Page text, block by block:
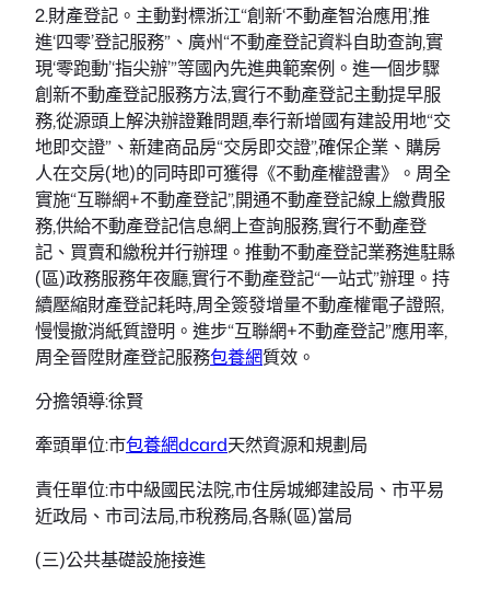
2.財產登記。主動對標浙江“創新‘不動產智治應用’,推
進‘四零’登記服務”、廣州“不動產登記資料自助查詢,實
現‘零跑動’‘指尖辦’”等國內先進典範案例。進一個步驟
創新不動產登記服務方法,實行不動產登記主動提早服
務,從源頭上解決辦證難問題,奉行新增國有建設用地“交
地即交證”、新建商品房“交房即交證”,確保企業、購房
人在交房(地)的同時即可獲得《不動產權證書》。周全
實施“互聯網+不動產登記”,開通不動產登記線上繳費服
務,供給不動產登記信息網上查詢服務,實行不動產登
記、買賣和繳稅并行辦理。推動不動產登記業務進駐縣
(區)政務服務年夜廳,實行不動產登記“一站式”辦理。持
續壓縮財產登記耗時,周全簽發增量不動產權電子證照,
慢慢撤消紙質證明。進步“互聯網+不動產登記”應用率,
周全晉陞財產登記服務包養網質效。
分擔領導:徐賢
牽頭單位:市包養網dcard天然資源和規劃局
責任單位:市中級國民法院,市住房城鄉建設局、市平易
近政局、市司法局,市稅務局,各縣(區)當局
(三)公共基礎設施接進